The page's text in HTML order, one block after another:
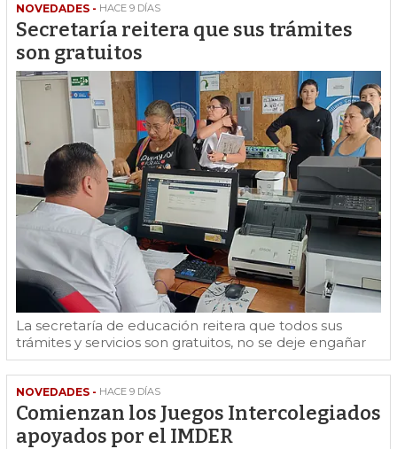
NOVEDADES - HACE 9 DÍAS
Secretaría reitera que sus trámites
son gratuitos
La secretaría de educación reitera que todos sus
trámites y servicios son gratuitos, no se deje engañar
NOVEDADES - HACE 9 DÍAS
Comienzan los Juegos Intercolegiados
apoyados por el IMDER